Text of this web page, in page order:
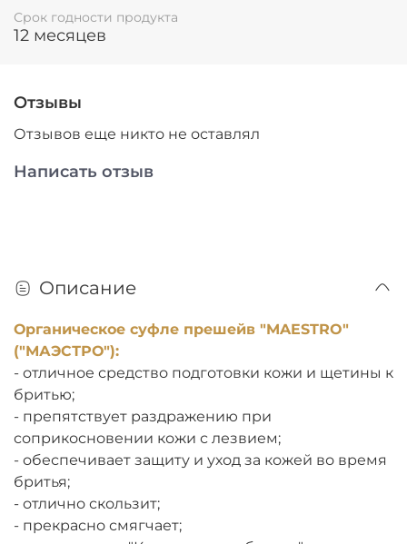
Срок годности продукта
12 месяцев
Отзывы
Отзывов еще никто не оставлял
Написать отзыв
Описание
Органическое суфле прешейв "MAESTRO"
("МАЭСТРО"):
- отличное средство подготовки кожи и щетины к
бритью;
- препятствует раздражению при
соприкосновении кожи с лезвием;
- обеспечивает защиту и уход за кожей во время
бритья;
- отлично скользит;
- прекрасно смягчает;